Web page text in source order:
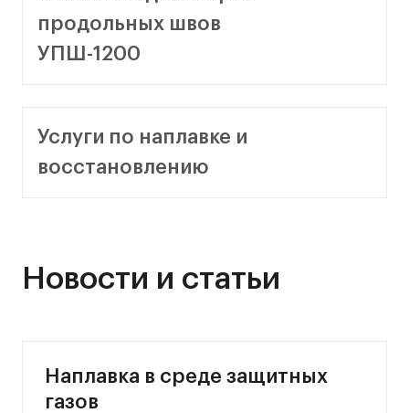
продольных швов
УПШ-1200
Услуги по наплавке и
восстановлению
Новости и статьи
Наплавка в среде защитных
газов